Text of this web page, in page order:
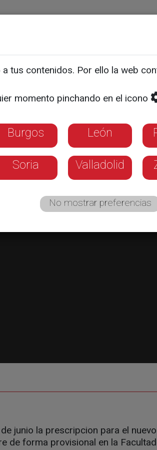
de la
septiembre
junio la prescripcion para el
de forma provisional en la
tus contenidos. Por ello la web
momento pinchando en el icono
Burgos León
Soria Valladolid
No mostrar preferencias